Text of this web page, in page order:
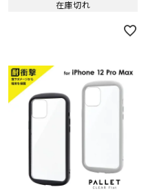
在庫切れ